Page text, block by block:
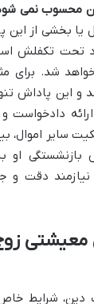
محسوب نمی
یا بخشی از این
تحت تکفلش
شد. برای
و این پاداش
ارائه دادخواست
سایر اموال،
بازنشستگی او
نیازمند دقت و
دین، شرایط